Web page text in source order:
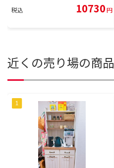
税込 10730円
近くの売り場の商品